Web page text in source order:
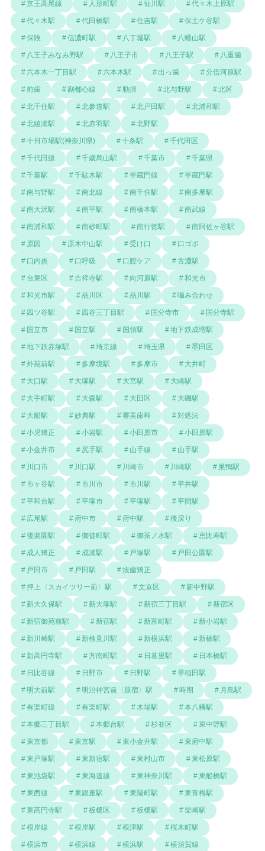
京王高尾線 人形町駅 仙川駅 代々木上原駅
代々木駅 代田橋駅 住吉駅 保土ケ谷駅
保険 信濃町駅 八丁堀駅 八幡山駅
八王子みなみ野駅 八王子市 八王子駅 八重歯
六本木一丁目駅 六本木駅 出っ歯 分倍河原駅
前歯 副都心線 動揺 北与野駅 北区
北千住駅 北参道駅 北戸田駅 北浦和駅
北綾瀬駅 北赤羽駅 北野駅
十日市場駅(神奈川県) 十条駅 千代田区
千代田線 千歳烏山駅 千葉市 千葉県
千葉駅 千駄木駅 半蔵門線 半蔵門駅
南与野駅 南北線 南千住駅 南多摩駅
南大沢駅 南平駅 南橋本駅 南武線
南浦和駅 南砂町駅 南行徳駅 南阿佐ヶ谷駅
原因 原木中山駅 受け口 口ゴボ
口内炎 口呼吸 口腔ケア 古淵駅
台東区 吉祥寺駅 向河原駅 和光市
和光市駅 品川区 品川駅 嚙み合わせ
四ツ谷駅 四谷三丁目駅 国分寺市 国分寺駅
国立市 国立駅 国領駅 地下鉄成増駅
地下鉄赤塚駅 埼京線 埼玉県 墨田区
外苑前駅 多摩境駅 多摩市 大井町
大口駅 大塚駅 大宮駅 大崎駅
大手町駅 大森駅 大田区 大磯駅
大船駅 妙典駅 審美歯科 対処法
小児矯正 小岩駅 小田原市 小田原駅
小金井市 尻手駅 山手線 山手駅
川口市 川口駅 川崎市 川崎駅 巣鴨駅
市ヶ谷駅 市川市 市川駅 平井駅
平和台駅 平塚市 平塚駅 平間駅
広尾駅 府中市 府中駅 後戻り
後楽園駅 御徒町駅 御茶ノ水駅 恵比寿駅
成人矯正 成瀬駅 戸塚駅 戸田公園駅
戸田市 戸田駅 抜歯矯正
押上〈スカイツリー前〉駅 文京区 新中野駅
新大久保駅 新大塚駅 新宿三丁目駅 新宿区
新宿御苑前駅 新宿駅 新富町駅 新小岩駅
新川崎駅 新検見川駅 新横浜駅 新橋駅
新高円寺駅 方南町駅 日暮里駅 日本橋駅
日比谷線 日野市 日野駅 早稲田駅
明大前駅 明治神宮前〈原宿〉駅 時期 月島駅
有楽町線 有楽町駅 木場駅 本八幡駅
本郷三丁目駅 本郷台駅 杉並区 東中野駅
東京都 東京駅 東小金井駅 東府中駅
東戸塚駅 東新宿駅 東村山市 東松原駅
東池袋駅 東海道線 東神奈川駅 東船橋駅
東西線 東銀座駅 東陽町駅 東青梅駅
東高円寺駅 板橋区 板橋駅 柴崎駅
根岸線 根岸駅 根津駅 桜木町駅
横浜市 横浜線 横浜駅 横須賀線